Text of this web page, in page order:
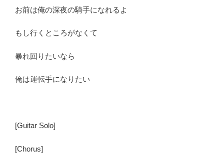
お前は俺の深夜の騎手になれるよ
もし行くところがなくて
暴れ回りたいなら
俺は運転手になりたい
[Guitar Solo]
[Chorus]